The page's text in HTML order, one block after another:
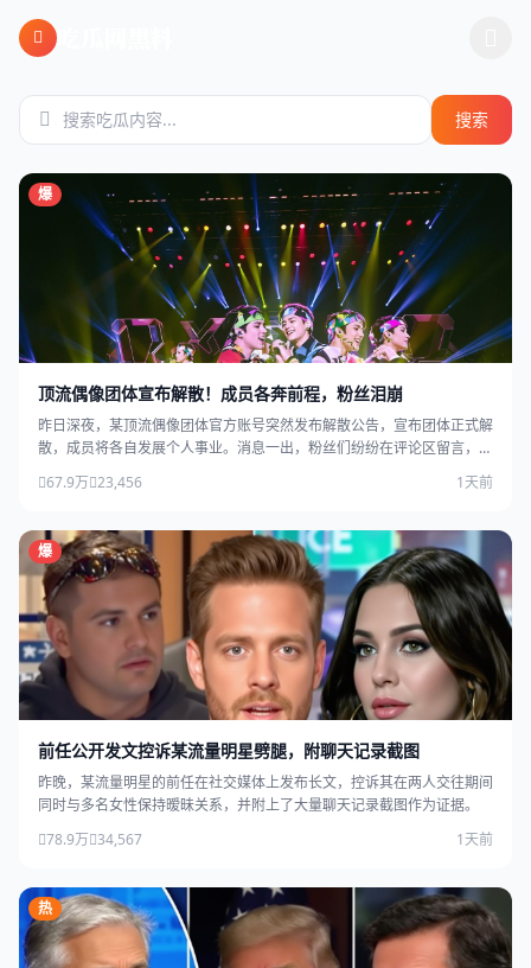
跳过导航
搜索
爆
顶流偶像团体宣布解散！成员各奔前程，粉丝泪崩
昨日深夜，某顶流偶像团体官方账号突然发布解散公告，宣布团体正式解
散，成员将各自发展个人事业。消息一出，粉丝们纷纷在评论区留言，场
67.9万 23,456 1天前
爆
前任公开发文控诉某流量明星劈腿，附聊天记录截图
昨晚，某流量明星的前任在社交媒体上发布长文，控诉其在两人交往期间
同时与多名女性保持暧昧关系，并附上了大量聊天记录截图作为证据。
78.9万 34,567 1天前
热